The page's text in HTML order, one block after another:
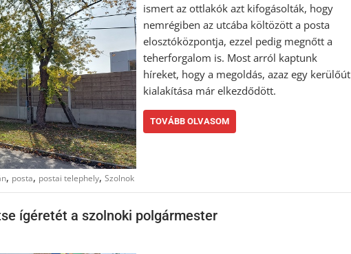
ismert az ottlakók azt kifogásolták, hogy
nemrégiben az utcába költözött a posta
elosztóközpontja, ezzel pedig megnőtt a
teherforgalom is. Most arról kaptunk
híreket, hogy a megoldás, azaz egy kerülőút
kialakítása már elkezdődött.
TOVÁBB OLVASOM
, posta, postai telephely, Szolnok
ígéretét a szolnoki polgármester